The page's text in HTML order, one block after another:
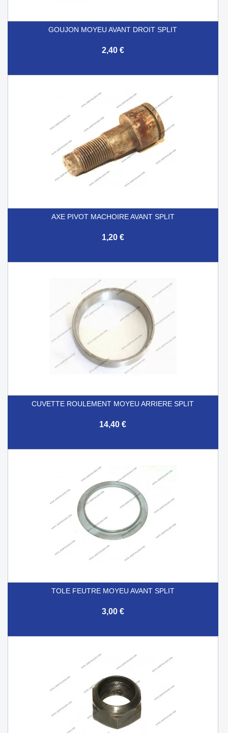
GOUJON MOYEU AVANT DROIT SPLIT
2,40 €
AXE PIVOT MACHOIRE AVANT SPLIT
1,20 €
CUVETTE ROULEMENT MOYEU ARRIERE SPLIT
14,40 €
TOLE FEUTRE MOYEU AVANT SPLIT
3,00 €